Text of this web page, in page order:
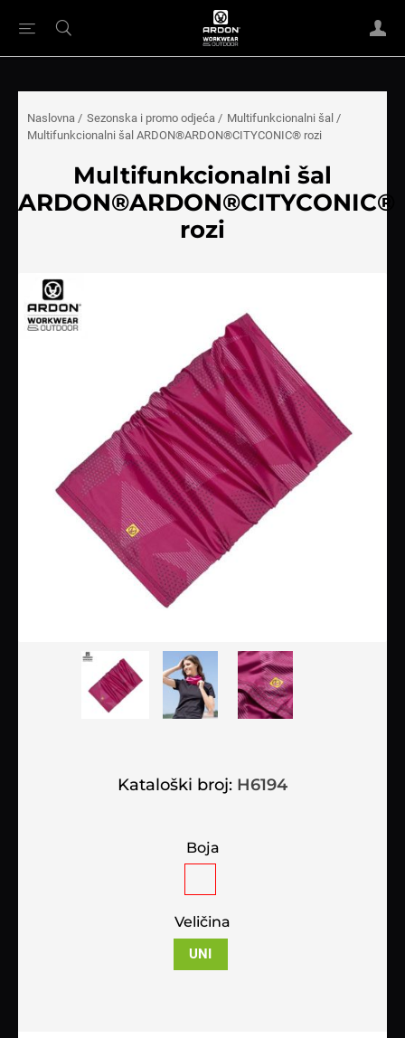
Naslovna / Sezonska i promo odjeća / Multifunkcionalni šal /
Multifunkcionalni šal ARDON®ARDON®CITYCONIC® rozi
Multifunkcionalni šal
ARDON®ARDON®CITYCONIC®
rozi
Kataloški broj: H6194
Boja
Veličina
UNI